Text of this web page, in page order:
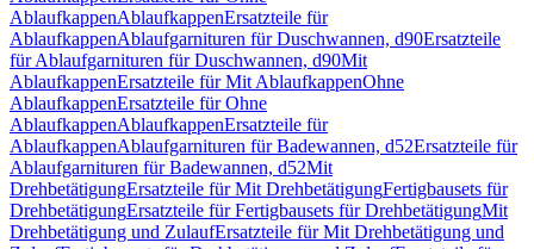
AblaufkappenAblaufkappenErsatzteile für
AblaufkappenAblaufgarnituren für Duschwannen, d90Ersatzteile
für Ablaufgarnituren für Duschwannen, d90Mit
AblaufkappenErsatzteile für Mit AblaufkappenOhne
AblaufkappenErsatzteile für Ohne
AblaufkappenAblaufkappenErsatzteile für
AblaufkappenAblaufgarnituren für Badewannen, d52Ersatzteile für
Ablaufgarnituren für Badewannen, d52Mit
DrehbetätigungErsatzteile für Mit DrehbetätigungFertigbausets für
DrehbetätigungErsatzteile für Fertigbausets für DrehbetätigungMit
Drehbetätigung und ZulaufErsatzteile für Mit Drehbetätigung und